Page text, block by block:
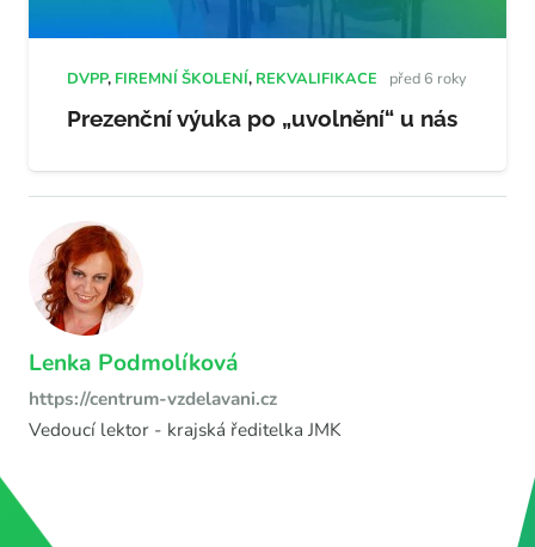
DVPP, FIREMNÍ ŠKOLENÍ, REKVALIFIKACE před 6 roky
Prezenční výuka po „uvolnění“ u nás
Lenka Podmolíková
https://centrum-vzdelavani.cz
Vedoucí lektor - krajská ředitelka JMK